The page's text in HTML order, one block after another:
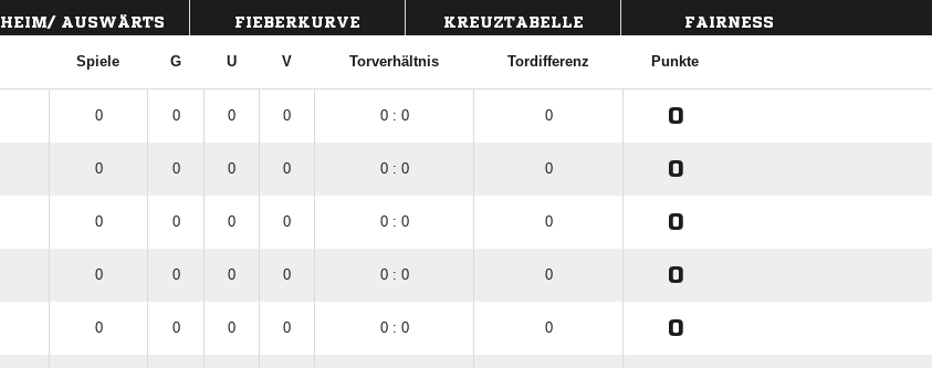
HEIM/ AUSWÄRTS FIEBERKURVE KREUZTABELLE FAIRNESS
Spiele G U V Torverhältnis Tordifferenz Punkte
0 0 0 0 0 : 0 0 0
0 0 0 0 0 : 0 0 0
0 0 0 0 0 : 0 0 0
0 0 0 0 0 : 0 0 0
0 0 0 0 0 : 0 0 0